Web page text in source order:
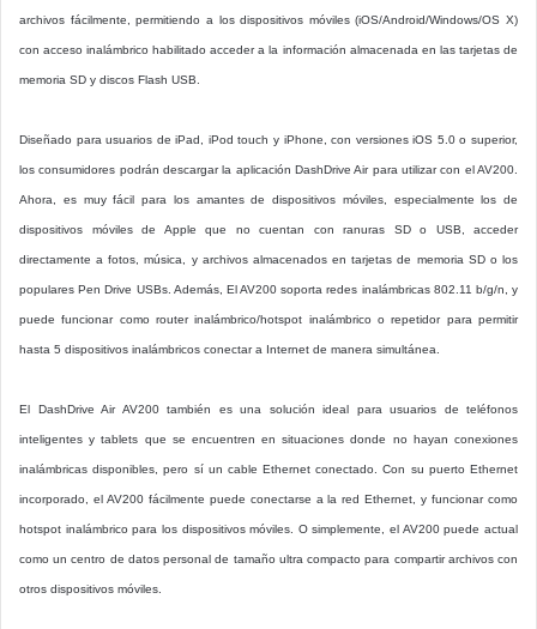
archivos fácilmente, permitiendo a los dispositivos móviles (iOS/Android/Windows/OS X)
con acceso inalámbrico habilitado acceder a la información almacenada en las tarjetas de
memoria SD y discos Flash USB.
Diseñado para usuarios de iPad, iPod touch y iPhone, con versiones iOS 5.0 o superior,
los consumidores podrán descargar la aplicación DashDrive Air para utilizar con el AV200.
Ahora, es muy fácil para los amantes de dispositivos móviles, especialmente los de
dispositivos móviles de Apple que no cuentan con ranuras SD o USB, acceder
directamente a fotos, música, y archivos almacenados en tarjetas de memoria SD o los
populares Pen Drive USBs. Además, El AV200 soporta redes inalámbricas 802.11 b/g/n, y
puede funcionar como router inalámbrico/hotspot inalámbrico o repetidor para permitir
hasta 5 dispositivos inalámbricos conectar a Internet de manera simultánea.
El DashDrive Air AV200 también es una solución ideal para usuarios de teléfonos
inteligentes y tablets que se encuentren en situaciones donde no hayan conexiones
inalámbricas disponibles, pero sí un cable Ethernet conectado. Con su puerto Ethernet
incorporado, el AV200 fácilmente puede conectarse a la red Ethernet, y funcionar como
hotspot inalámbrico para los dispositivos móviles. O simplemente, el AV200 puede actual
como un centro de datos personal de tamaño ultra compacto para compartir archivos con
otros dispositivos móviles.